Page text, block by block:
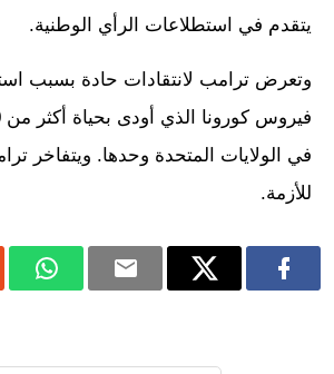
يتقدم في استطلاعات الرأي الوطنية.
وتعرض ترامب لانتقادات حادة بسبب
في الولايات المتحدة وحدها. ويتفاخر
للأزمة.